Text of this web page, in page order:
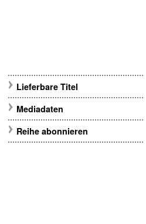
Lieferbare Titel
Mediadaten
Reihe abonnieren